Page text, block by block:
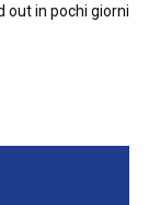
out in pochi giorni